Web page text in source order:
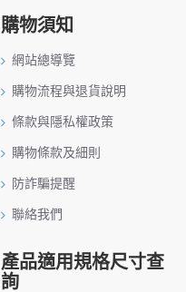
購物須知
網站總導覽
購物流程與退貨說明
條款與隱私權政策
購物條款及細則
防詐騙提醒
聯絡我們
產品適用規格尺寸查
詢